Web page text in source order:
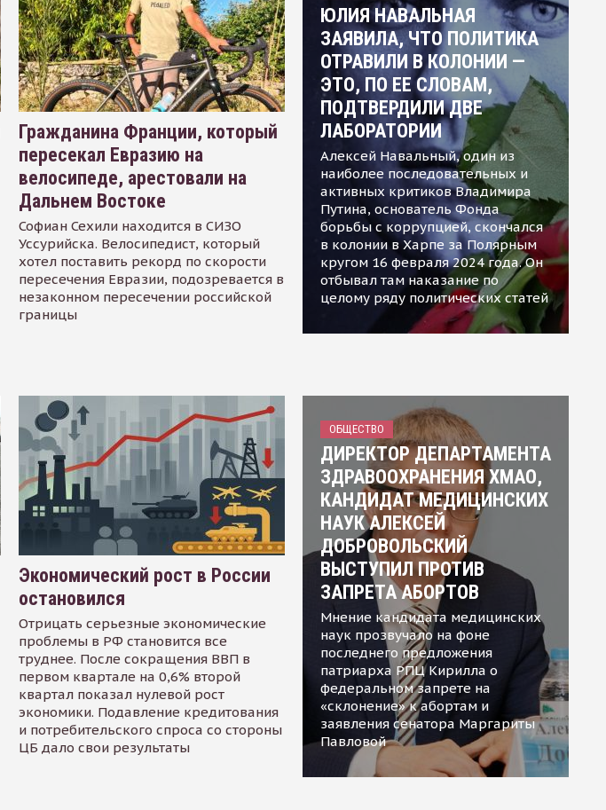
Гражданина Франции, который
пересекал Евразию на
велосипеде, арестовали на
Дальнем Востоке
Софиан Сехили находится в СИЗО
Уссурийска. Велосипедист, который
хотел поставить рекорд по скорости
пересечения Евразии, подозревается в
незаконном пересечении российской
границы
ЮЛИЯ НАВАЛЬНАЯ
ЗАЯВИЛА, ЧТО ПОЛИТИКА
ОТРАВИЛИ В КОЛОНИИ —
ЭТО, ПО ЕЕ СЛОВАМ,
ПОДТВЕРДИЛИ ДВЕ
ЛАБОРАТОРИИ
Алексей Навальный, один из
наиболее последовательных и
активных критиков Владимира
Путина, основатель Фонда
борьбы с коррупцией, скончался
в колонии в Харпе за Полярным
кругом 16 февраля 2024 года. Он
отбывал там наказание по
целому ряду политических статей
Экономический рост в России
остановился
Отрицать серьезные экономические
проблемы в РФ становится все
труднее. После сокращения ВВП в
первом квартале на 0,6% второй
квартал показал нулевой рост
экономики. Подавление кредитования
и потребительского спроса со стороны
ЦБ дало свои результаты
ОБЩЕСТВО
ДИРЕКТОР ДЕПАРТАМЕНТА
ЗДРАВООХРАНЕНИЯ ХМАО,
КАНДИДАТ МЕДИЦИНСКИХ
НАУК АЛЕКСЕЙ
ДОБРОВОЛЬСКИЙ
ВЫСТУПИЛ ПРОТИВ
ЗАПРЕТА АБОРТОВ
Мнение кандидата медицинских
наук прозвучало на фоне
последнего предложения
патриарха РПЦ Кирилла о
федеральном запрете на
«склонение» к абортам и
заявления сенатора Маргариты
Павловой